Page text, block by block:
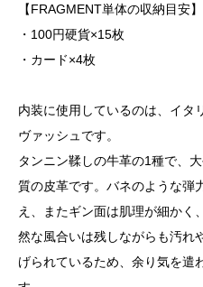
【FRAGMENT単体の収納目安】
・100円硬貨×15枚
・カード×4枚
内装に使用しているのは、イタ
ヴァッシュです。
タンニン鞣しの牛革の1種で、
質の皮革です。バネのような弾
え、またギン面は肌理が細かく
然な風合いは残しながらも汚れ
げられているため、余り気を遣